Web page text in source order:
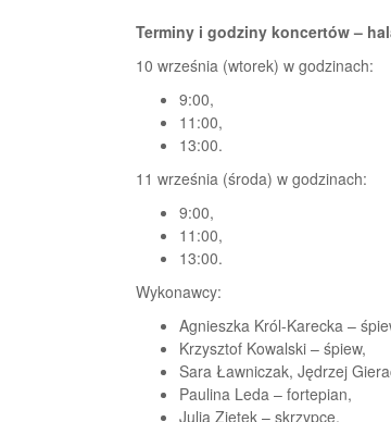
Terminy i godziny koncertów –
10 września (wtorek) w godzinach:
9:00,
11:00,
13:00.
11 września (środa) w godzinach:
9:00,
11:00,
13:00.
Wykonawcy:
Agnieszka Król-Karecka –
Krzysztof Kowalski – śpiew,
Sara Ławniczak, Jędrzej
Paulina Leda – fortepian,
Julia Ziętek – skrzypce,